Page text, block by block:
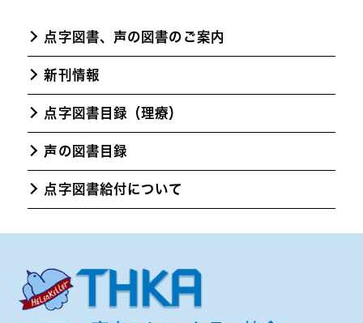
点字図書、声の図書のご案内
新刊情報
点字図書目録（理療）
声の図書目録
点字図書給付について